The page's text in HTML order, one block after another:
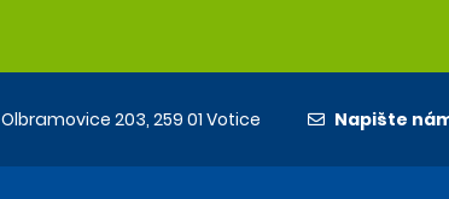
Olbramovice 203, 259 01 Votice Napište